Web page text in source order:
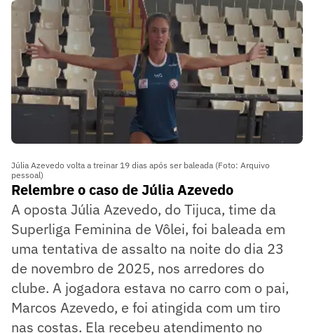
Júlia Azevedo volta a treinar 19 dias após ser baleada (Foto: Arquivo
pessoal)
Relembre o caso de Júlia Azevedo
A oposta Júlia Azevedo, do Tijuca, time da
Superliga Feminina de Vôlei, foi baleada em
uma tentativa de assalto na noite do dia 23
de novembro de 2025, nos arredores do
clube. A jogadora estava no carro com o pai,
Marcos Azevedo, e foi atingida com um tiro
nas costas. Ela recebeu atendimento no